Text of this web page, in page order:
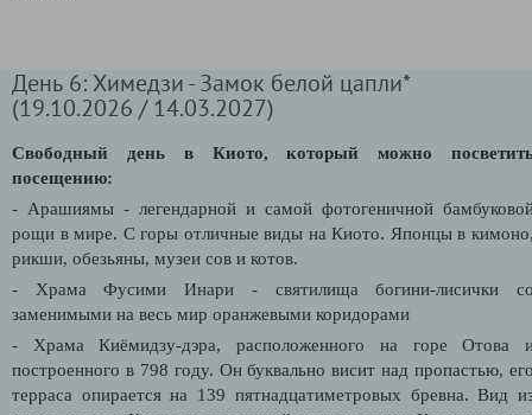
День 6: Химедзи - Замок белой цапли*
(19.10.2026 / 14.03.2027)
Свободный день в Киото, который можно
посещению:
- Арашиямы - легендарной и самой фотогеничной
рощи в мире. C горы отличные виды на Киото. Японцы в
рикши, обезьяны, музеи сов и котов.
- Храма Фусими Инари - святилища богини-лисички
заменимыми на весь мир оранжевыми коридорами
- Храма Киёмидзу-дэра, расположенного на горе Отова
построенного в 798 году. Он буквально висит над пропастью,
терраса опирается на 139 пятнадцатиметровых бревна. Вид